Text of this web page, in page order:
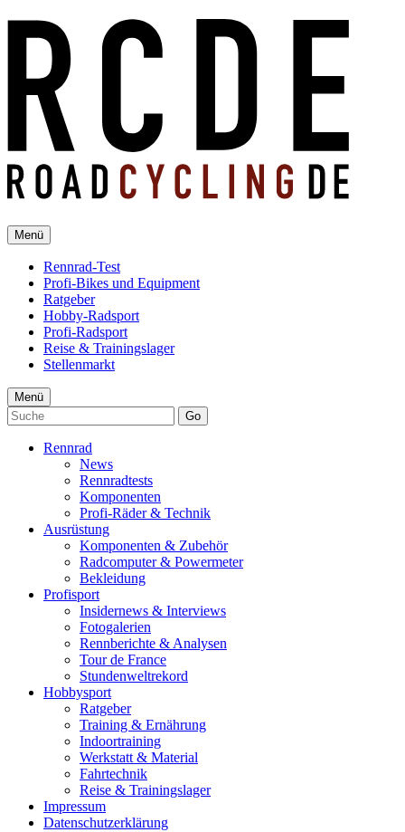
Menü
Rennrad-Test
Profi-Bikes und Equipment
Ratgeber
Hobby-Radsport
Profi-Radsport
Reise & Trainingslager
Stellenmarkt
Menü
Go
Rennrad
News
Rennradtests
Komponenten
Profi-Räder & Technik
Ausrüstung
Komponenten & Zubehör
Radcomputer & Powermeter
Bekleidung
Profisport
Insidernews & Interviews
Fotogalerien
Rennberichte & Analysen
Tour de France
Stundenweltrekord
Hobbysport
Ratgeber
Training & Ernährung
Indoortraining
Werkstatt & Material
Fahrtechnik
Reise & Trainingslager
Impressum
Datenschutzerklärung